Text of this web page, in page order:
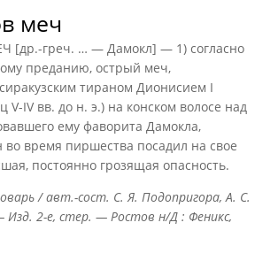
меч
греч. … — Дамокл] — 1) согласно
преданию, острый меч,
тираном Дионисием I
V-IV вв. до н. э.) на конском волосе над
ему фаворита Дамокла,
во время пиршества посадил на свое
постоянно грозящая опасность.
/ авт.-сост. С. Я. Подопригора, А. С.
Изд. 2-е, стер. — Ростов н/Д : Феникс,